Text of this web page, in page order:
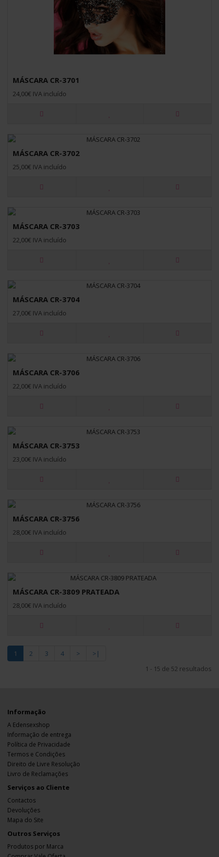
MÁSCARA CR-3701
24,00€ IVA incluído
MÁSCARA CR-3702
25,00€ IVA incluído
MÁSCARA CR-3703
22,00€ IVA incluído
MÁSCARA CR-3704
27,00€ IVA incluído
MÁSCARA CR-3706
22,00€ IVA incluído
MÁSCARA CR-3753
23,00€ IVA incluído
MÁSCARA CR-3756
28,00€ IVA incluído
MÁSCARA CR-3809 PRATEADA
28,00€ IVA incluído
1 2 3 4 >
>|
1 - 15 de 52 resultados
Informação
A Edensexshop
Informação de entrega
Política de Privacidade
Termos e Condições
Direito de Livre Resolução
Livro de Reclamações
Serviços ao Cliente
Contactos
Devoluções
Mapa do Site
Outros Serviços
Produtos por Marca